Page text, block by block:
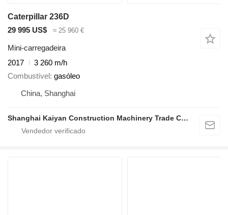
Caterpillar 236D
29 995 US$
≈ 25 960 €
Mini-carregadeira
2017
3 260 m/h
Combustível gasóleo
China, Shanghai
Shanghai Kaiyan Construction Machinery Trade Co.,LTD